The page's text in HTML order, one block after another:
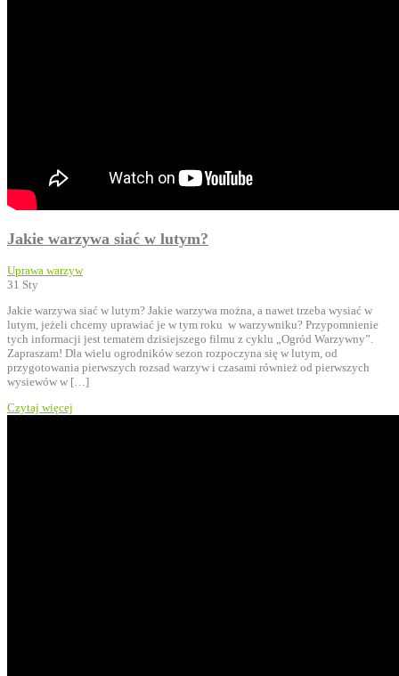
Jakie warzywa siać w lutym?
Uprawa warzyw
31 Sty
Jakie warzywa siać w lutym? Jakie warzywa można, a nawet trzeba wysiać w
lutym, jeżeli chcemy uprawiać je w tym roku w warzywniku? Przypomnienie
tych informacji jest tematem dzisiejszego filmu z cyklu „Ogród Warzywny”.
Zapraszam! Dla wielu ogrodników sezon rozpoczyna się w lutym, od
przygotowania pierwszych rozsad warzyw i czasami również od pierwszych
wysiewów w […]
Czytaj więcej